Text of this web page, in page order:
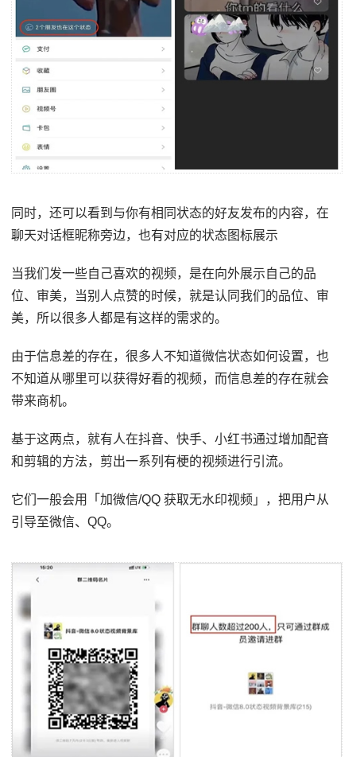
同时，还可以看到与你有相同状态的好友发布的内容，在
聊天对话框昵称旁边，也有对应的状态图标展示
当我们发一些自己喜欢的视频，是在向外展示自己的品
位、审美，当别人点赞的时候，就是认同我们的品位、审
美，所以很多人都是有这样的需求的。
由于信息差的存在，很多人不知道微信状态如何设置，也
不知道从哪里可以获得好看的视频，而信息差的存在就会
带来商机。
基于这两点，就有人在抖音、快手、小红书通过增加配音
和剪辑的方法，剪出一系列有梗的视频进行引流。
它们一般会用「加微信/QQ 获取无水印视频」，把用户从
引导至微信、QQ。